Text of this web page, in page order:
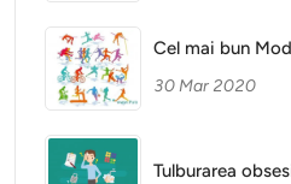
Cel mai bun
30 Mar 2020
Tulburarea